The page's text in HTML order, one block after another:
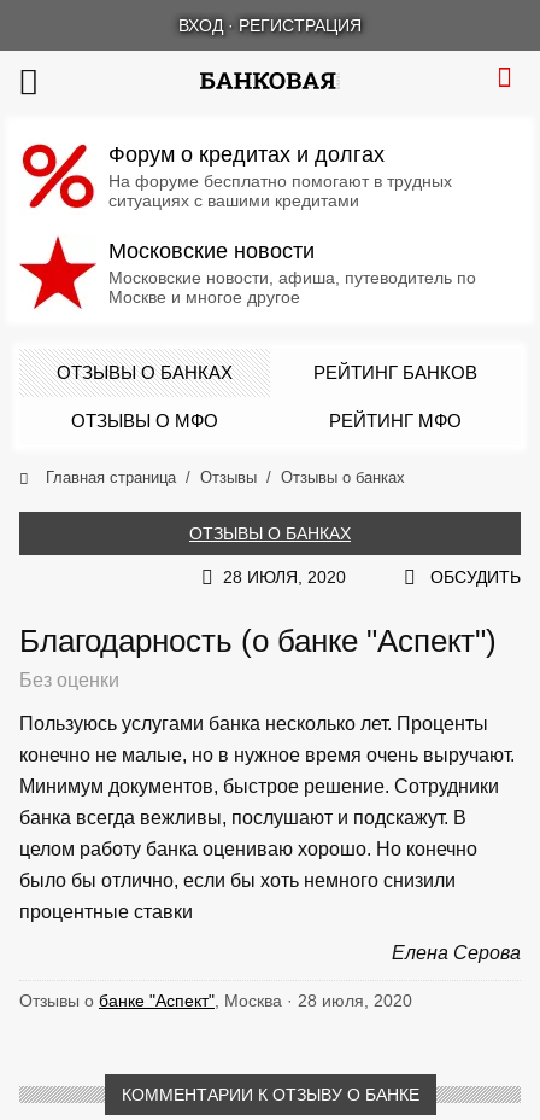
ВХОД · РЕГИСТРАЦИЯ
Форум о кредитах и долгах
На форуме бесплатно помогают в трудных
ситуациях с вашими кредитами
Московские новости
Московские новости, афиша, путеводитель по
Москве и многое другое
ОТЗЫВЫ О БАНКАХ РЕЙТИНГ БАНКОВ
ОТЗЫВЫ О МФО РЕЙТИНГ МФО
Главная страница Отзывы Отзывы о банках
ОТЗЫВЫ О БАНКАХ
28 ИЮЛЯ, 2020 ОБСУДИТЬ
Благодарность (о банке "Аспект")
Без оценки
Пользуюсь услугами банка несколько лет. Проценты
конечно не малые, но в нужное время очень выручают.
Минимум документов, быстрое решение. Сотрудники
банка всегда вежливы, послушают и подскажут. В
целом работу банка оцениваю хорошо. Но конечно
было бы отлично, если бы хоть немного снизили
процентные ставки
Елена Серова
Отзывы о банке "Аспект" , Москва · 28 июля, 2020
КОММЕНТАРИИ К ОТЗЫВУ О БАНКЕ